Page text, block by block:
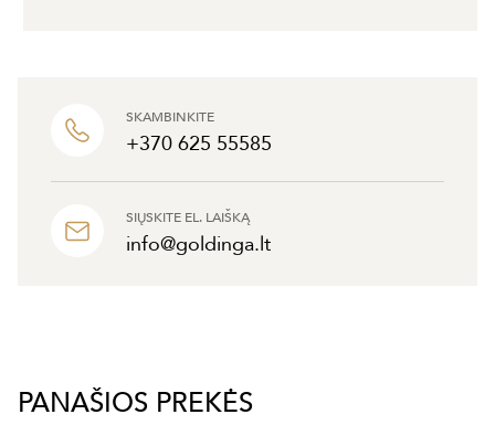
SKAMBINKITE
+370 625 55585
SIŲSKITE EL. LAIŠKĄ
info@goldinga.lt
PANAŠIOS PREKĖS